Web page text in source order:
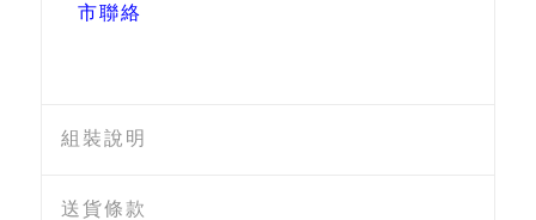
市聯絡
組裝說明
送貨條款